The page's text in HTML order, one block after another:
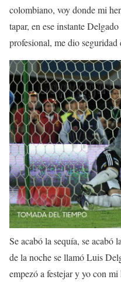
colombiano, voy donde mi
tapar, en ese instante
profesional, me dio seguridad
Se acabó la sequía, se acabó
de la noche se llamó Luis
empezó a festejar y yo con mi